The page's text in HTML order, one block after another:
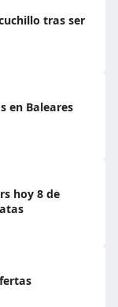
tras ser
en Baleares
hoy 8 de